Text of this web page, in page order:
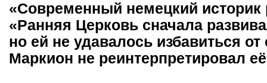
«Современный немецкий историк
«Ранняя Церковь сначала
но ей не удавалось избавиться
Маркион не реинтерпретировал